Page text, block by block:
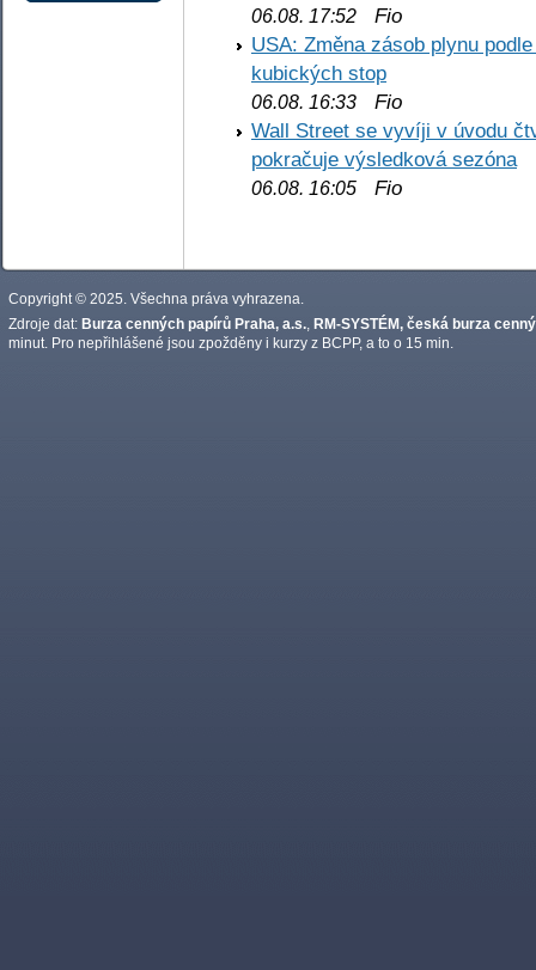
06.08. 17:52 Fio
USA: Změna zásob plynu
kubických stop
06.08. 16:33 Fio
Wall Street se vyvíji v úvodu
pokračuje výsledková sezóna
06.08. 16:05 Fio
Copyright © 2025. Všechna práva vyhrazena.
Zdroje dat: Burza cenných papírů Praha, a.s. RM-SYSTÉM, česká burza
minut. Pro nepřihlášené jsou zpožděny i kurzy z BCPP, a to o 15 min.